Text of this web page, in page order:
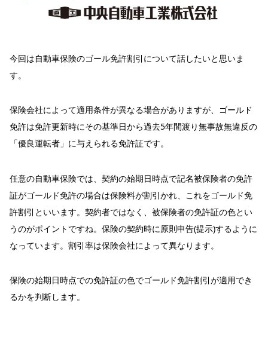
今回は自動車保険のゴール免許割引について話したいと思いま
す。
保険会社によって適用条件が異なる場合がありますが、ゴールド
免許は免許更新時にその基準日から過去5年間渡り無事故無違反の
「優良運転者」に与えられる免許証です。
任意の自動車保険では、契約の始期日時点で記名被保険者の免許
証がゴールド免許の場合は保険料が割引かれ、これをゴールド免
許割引といいます。契約者ではなく、被保険者の免許証の色とい
うのがポイントですね。保険の契約時に原則申告(提示)するように
なっています。割引率は保険会社によって異なります。
保険の始期日時点での免許証の色でゴールド免許割引が適用でき
るかを判断します。